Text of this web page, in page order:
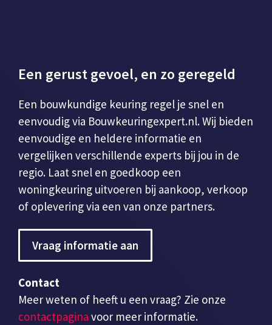
Een gerust gevoel, en zo geregeld
Een bouwkundige keuring regel je snel en
eenvoudig via Bouwkeuringexpert.nl. Wij bieden
eenvoudige en heldere informatie en
vergelijken verschillende experts bij jou in de
regio. Laat snel en goedkoop een
woningkeuring uitvoeren bij aankoop, verkoop
of oplevering via een van onze partners.
Vraag informatie aan
Contact
Meer weten of heeft u een vraag? Zie onze
contactpagina voor meer informatie.